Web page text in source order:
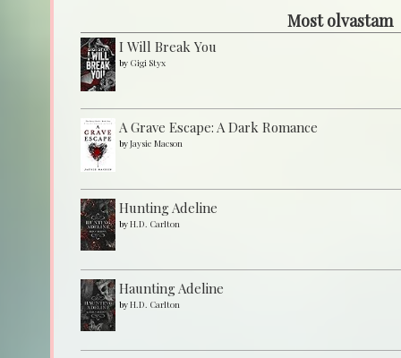
Most olvastam
I Will Break You
by Gigi Styx
A Grave Escape: A Dark Romance
byJaysie Macson
Hunting Adeline
byH.D. Carlton
Haunting Adeline
byH.D. Carlton